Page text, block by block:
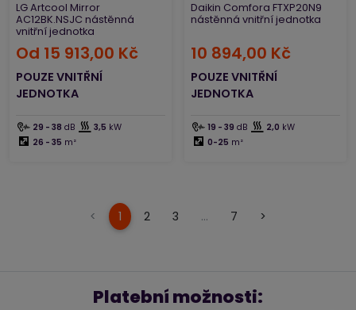
LG Artcool Mirror
AC12BK.NSJC nástěnná
vnitřní jednotka
Od 15 913,00 Kč
POUZE VNITŘNÍ
JEDNOTKA
29 - 38 dB 3,5 kW
26 - 35 m²
Daikin Comfora FTXP20N9
nástěnná vnitřní jednotka
10 894,00 Kč
POUZE VNITŘNÍ
JEDNOTKA
19 - 39 dB 2,0 kW
0-25 m²
< 1 (current)
2 3 … 7 >
Platební možnosti: